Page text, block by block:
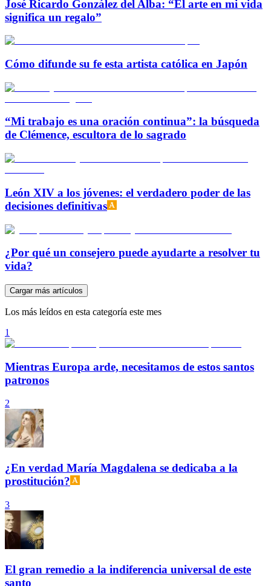
José Ricardo González del Alba: “El arte en mi vida
significa un regalo”
Cómo difunde su fe esta artista católica en Japón
“Mi trabajo es una oración continua”: la búsqueda
de Clémence, escultora de lo sagrado
León XIV a los jóvenes: el verdadero poder de las
decisiones definitivas
¿Por qué un consejero puede ayudarte a resolver tu
vida?
Cargar más artículos
Los más leídos en esta categoría este mes
1
Mientras Europa arde, necesitamos de estos santos
patronos
2
¿En verdad María Magdalena se dedicaba a la
prostitución?
3
El gran remedio a la indiferencia universal de este
santo